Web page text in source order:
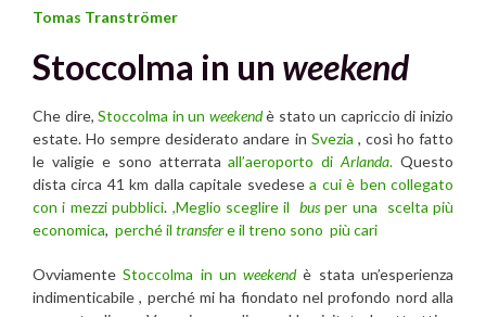
Tomas Tranströmer
Stoccolma in un weekend
Che dire,Stoccolma in un weekendè stato un capriccio di inizio
estate. Ho sempre desiderato andare in Svezia , così ho fatto
le valigie e sono atterrataall’aeroporto diArlanda. Questo
dista circa 41 km dalla capitale svedesea cui è ben collegato
con i mezzi pubblici. ,Meglio sceglire ilbusper una scelta più
economica, perché il transfere il treno sono più cari
OvviamenteStoccolma in unweekendè stata un’esperienza
indimenticabile , perché mi ha fiondato nel profondo nord alla